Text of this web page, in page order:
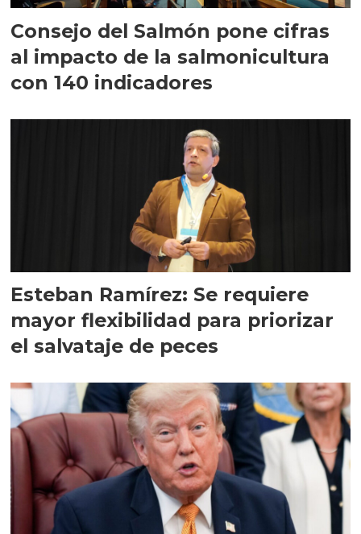
Consejo del Salmón pone cifras
al impacto de la salmonicultura
con 140 indicadores
Esteban Ramírez: Se requiere
mayor flexibilidad para priorizar
el salvataje de peces